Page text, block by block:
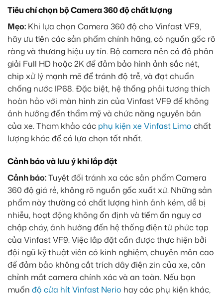
Tiêu chí chọn bộ Camera 360 độ chất lượng
Mẹo: Khi lựa chọn Camera 360 độ cho Vinfast VF9,
hãy ưu tiên các sản phẩm chính hãng, có nguồn gốc rõ
ràng và thương hiệu uy tín. Bộ camera nên có độ phân
giải Full HD hoặc 2K để đảm bảo hình ảnh sắc nét,
chip xử lý mạnh mẽ để tránh độ trễ, và đạt chuẩn
chống nước IP68. Đặc biệt, hệ thống phải tương thích
hoàn hảo với màn hình zin của Vinfast VF9 để không
ảnh hưởng đến thẩm mỹ và chức năng nguyên bản
của xe. Tham khảo các phụ kiện xe Vinfast Limo chất
lượng khác để có lựa chọn tốt nhất.
Cảnh báo và lưu ý khi lắp đặt
Cảnh báo:Tuyệt đối tránh xa các sản phẩm Camera
360 độ giá rẻ, không rõ nguồn gốc xuất xứ. Những sản
phẩm này thường có chất lượng hình ảnh kém, dễ bị
nhiễu, hoạt động không ổn định và tiềm ẩn nguy cơ
chập cháy, ảnh hưởng đến hệ thống điện tử phức tạp
của Vinfast VF9. Việc lắp đặt cần được thực hiện bởi
đội ngũ kỹ thuật viên có kinh nghiệm, chuyên môn cao
để đảm bảo không cắt trích dây điện zin của xe, căn
chỉnh mắt camera chính xác và an toàn. Nếu bạn
muốn độ cửa hít Vinfast Nerio hay các phụ kiện khác,